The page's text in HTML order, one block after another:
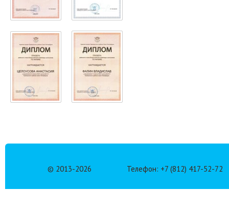
© 2013-2026 Телефон: +7 (812) 417-52-72